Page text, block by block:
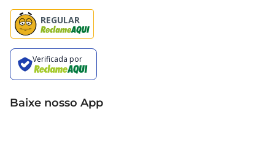
Baixe nosso App